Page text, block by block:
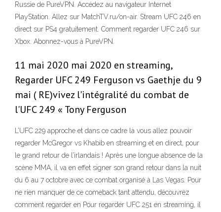
Russie de PureVPN. Accédez au navigateur Internet
PlayStation. Allez sur MatchTV.ru/on-air. Stream UFC 246 en
direct sur PS4 gratuitement. Comment regarder UFC 246 sur
Xbox. Abonnez-vous à PureVPN.
11 mai 2020 mai 2020 en streaming,
Regarder UFC 249 Ferguson vs Gaethje du 9
mai ( RE)vivez l'intégralité du combat de
l'UFC 249 « Tony Ferguson
L’UFC 229 approche et dans ce cadre là vous allez pouvoir
regarder McGregor vs Khabib en streaming et en direct, pour
le grand retour de l’irlandais ! Après une longue absence de la
scène MMA, il va en effet signer son grand retour dans la nuit
du 6 au 7 octobre avec ce combat organisé à Las Vegas. Pour
ne rien manquer de ce comeback tant attendu, découvrez
comment regarder en Pour regarder UFC 251 en streaming, il